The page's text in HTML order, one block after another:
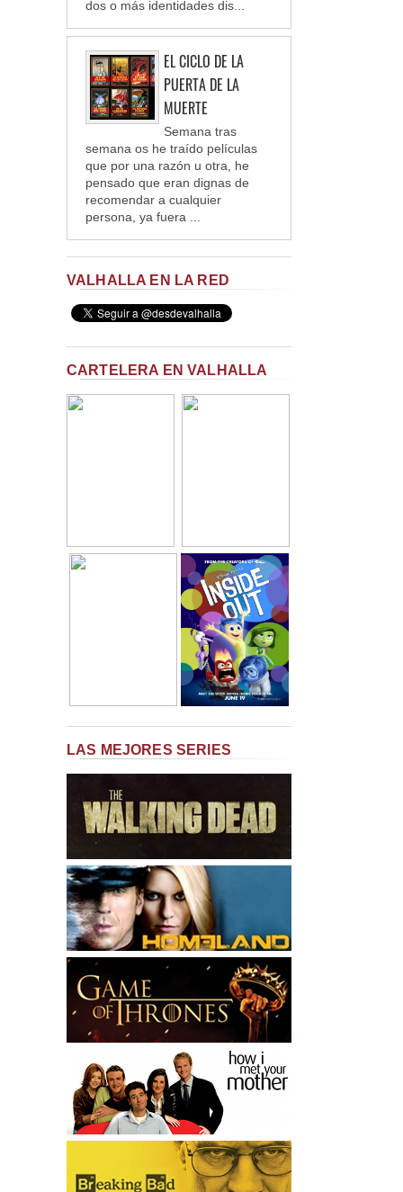
dos o más identidades dis...
EL CICLO DE LA
PUERTA DE LA
MUERTE
Semana tras
semana os he traído películas
que por una razón u otra, he
pensado que eran dignas de
recomendar a cualquier
persona, ya fuera ...
VALHALLA EN LA RED
CARTELERA EN VALHALLA
LAS MEJORES SERIES